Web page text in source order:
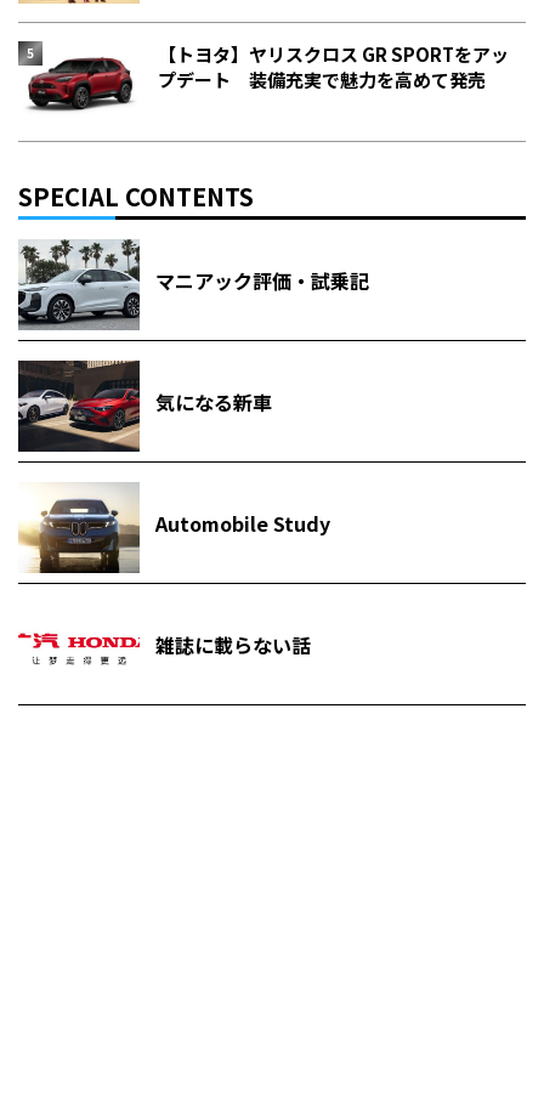
【トヨタ】ヤリスクロス GR SPORTをアッ
プデート 装備充実で魅力を高めて発売
SPECIAL CONTENTS
マニアック評価・試乗記
気になる新車
Automobile Study
雑誌に載らない話